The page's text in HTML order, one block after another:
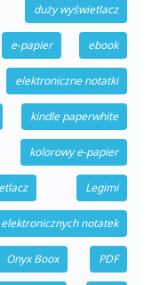
duży wyświetlacz
e-papier ebook
elektroniczne notatki
kindle paperwhite
kolorowy e-papier
Legimi
notatek
Onyx Boox PDF